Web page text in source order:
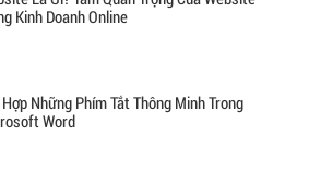
Kinh Doanh Online
Hợp Những Phím Tắt Thông Minh Trong
Word